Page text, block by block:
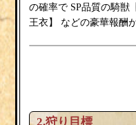
の確率で SP品質の騎獣
王衣】 などの豪華報酬
2.狩り目標